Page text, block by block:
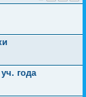
года